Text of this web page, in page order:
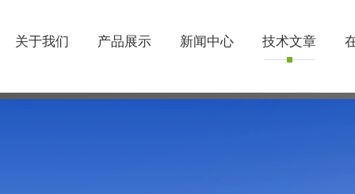
关于我们 产品展示 新闻中心 技术文章